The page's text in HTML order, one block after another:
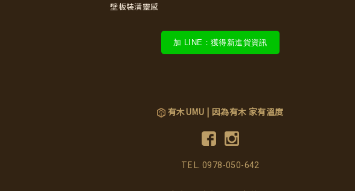
壁板裝潢靈感
加 LINE：獲得新進貨資訊
有木UMU | 因為有木 家有溫度
TEL.0978-050-642